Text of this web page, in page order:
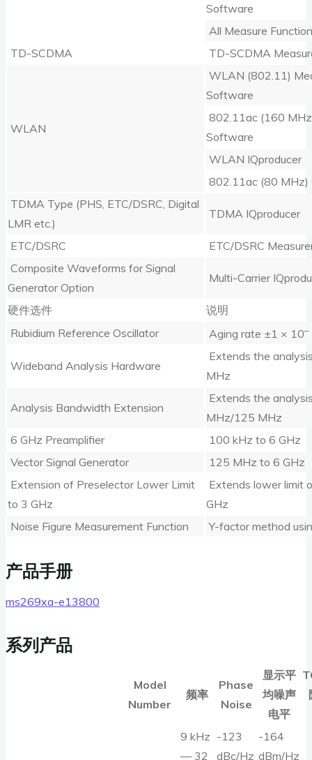
Software
All Measure Function
TD-SCDMA
TD-SCDMA
WLAN
WLAN (802.11)
Software
802.11ac (160
Software
WLAN IQproducer
802.11ac (80 MHz)
TDMA Type (PHS, ETC/DSRC, Digital
LMR etc.)
TDMA IQproducer
ETC/DSRC
ETC/DSRC
Composite Waveforms for Signal
Generator Option
Multi-Carrier
硬件选件
说明
Rubidium Reference Oscillator
Aging rate ±1 × 10–
Wideband Analysis Hardware
Extends the
MHz
Analysis Bandwidth Extension
Extends the
MHz/125 MHz
6 GHz Preamplifier
100 kHz to 6 GHz
Vector Signal Generator
125 MHz to 6 GHz
Extension of Preselector Lower Limit
to 3 GHz
Extends lower limit
GHz
Noise Figure Measurement Function
Y-factor method
产品手册
ms269xa-e13800
系列产品
Model
Number
频率
Phase
Noise
显示平
均噪声
电平
9 kHz
— 32
-123
dBc/Hz
-164
dBm/Hz